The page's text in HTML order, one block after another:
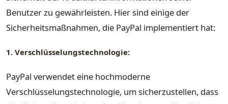
Benutzer zu gewährleisten. Hier sind einige der
Sicherheitsmaßnahmen, die PayPal implementiert hat:
1. Verschlüsselungstechnologie:
PayPal verwendet eine hochmoderne
Verschlüsselungstechnologie, um sicherzustellen, dass